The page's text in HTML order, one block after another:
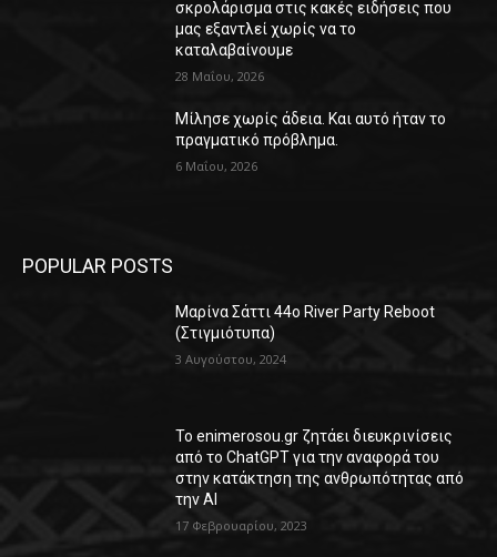
σκρολάρισμα στις κακές ειδήσεις που
μας εξαντλεί χωρίς να το
καταλαβαίνουμε
28 Μαΐου, 2026
Μίλησε χωρίς άδεια. Και αυτό ήταν το
πραγματικό πρόβλημα.
6 Μαΐου, 2026
POPULAR POSTS
Μαρίνα Σάττι 44o River Party Reboot
(Στιγμιότυπα)
3 Αυγούστου, 2024
Το enimerosou.gr ζητάει διευκρινίσεις
από το ChatGPT για την αναφορά του
στην κατάκτηση της ανθρωπότητας από
την AI
17 Φεβρουαρίου, 2023